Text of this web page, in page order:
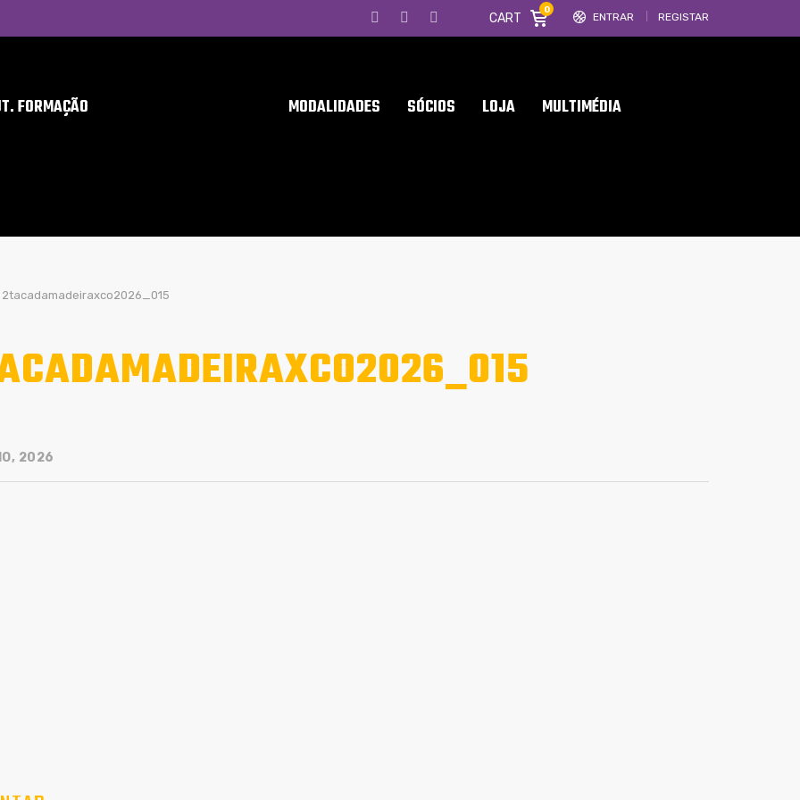
ENTRAR REGISTAR
CART
0
FORMAÇÃO MODALIDADES SÓCIOS LOJA MULTIMÉDIA
2tacadamadeiraxco2026_015
2026